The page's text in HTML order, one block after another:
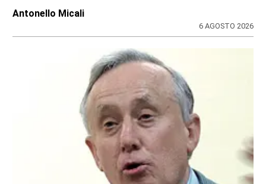
Antonello Micali
6 AGOSTO 2026